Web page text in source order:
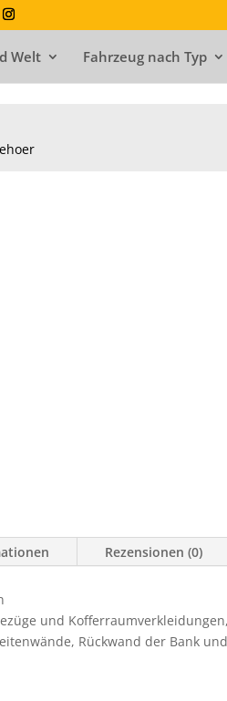
Welt Fahrzeug nach Typ
Rezensionen (0)
und
Rückwand der Bank